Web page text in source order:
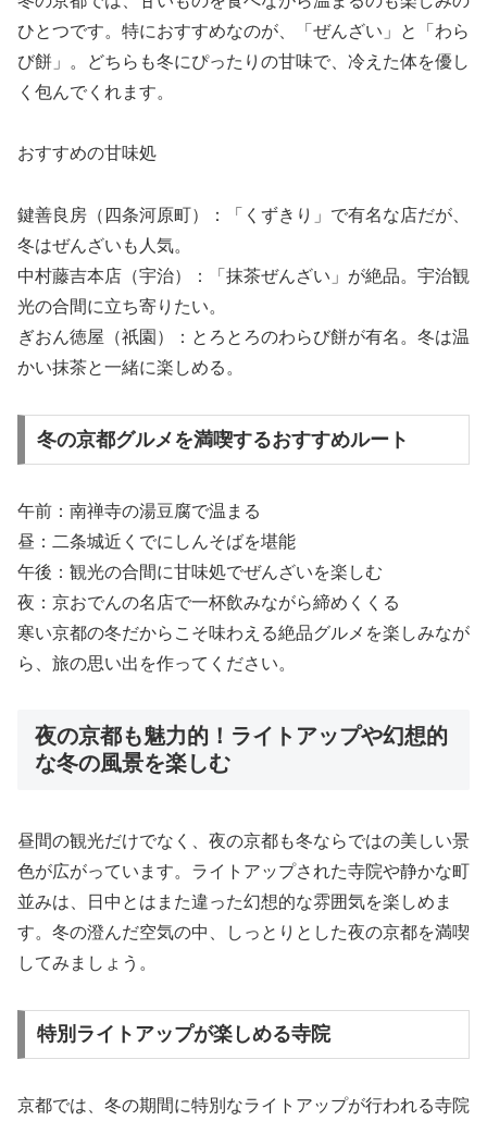
ひとつです。特におすすめなのが、「ぜんざい」と「わら
び餅」。どちらも冬にぴったりの甘味で、冷えた体を優し
く包んでくれます。
おすすめの甘味処
鍵善良房（四条河原町）：「くずきり」で有名な店だが、
冬はぜんざいも人気。
中村藤吉本店（宇治）：「抹茶ぜんざい」が絶品。宇治観
光の合間に立ち寄りたい。
ぎおん徳屋（祇園）：とろとろのわらび餅が有名。冬は温
かい抹茶と一緒に楽しめる。
冬の京都グルメを満喫するおすすめルート
午前：南禅寺の湯豆腐で温まる
昼：二条城近くでにしんそばを堪能
午後：観光の合間に甘味処でぜんざいを楽しむ
夜：京おでんの名店で一杯飲みながら締めくくる
寒い京都の冬だからこそ味わえる絶品グルメを楽しみなが
ら、旅の思い出を作ってください。
夜の京都も魅力的！ライトアップや幻想的
な冬の風景を楽しむ
昼間の観光だけでなく、夜の京都も冬ならではの美しい景
色が広がっています。ライトアップされた寺院や静かな町
並みは、日中とはまた違った幻想的な雰囲気を楽しめま
す。冬の澄んだ空気の中、しっとりとした夜の京都を満喫
してみましょう。
特別ライトアップが楽しめる寺院
京都では、冬の期間に特別なライトアップが行われる寺院